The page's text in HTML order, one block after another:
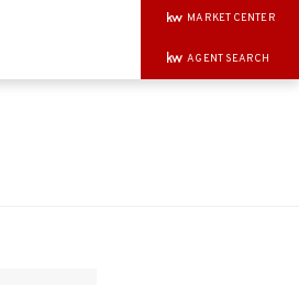
MARKET CENTER
AGENT SEARCH